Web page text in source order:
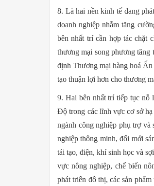
8. Là hai nền kinh tế đang
doanh nghiệp nhằm tăng
bên nhất trí cần hợp tác chặt
thương mại song phương
định Thương mại hàng hoá
tạo thuận lợi hơn cho thương
9. Hai bên nhất trí tiếp tục nỗ
Độ trong các lĩnh vực cơ sở hạ
ngành công nghiệp phụ trợ
nghiệp thông minh, đổi mới
tái tạo, điện, khí sinh học và
vực nông nghiệp, chế biến
phát triển đô thị, các sản